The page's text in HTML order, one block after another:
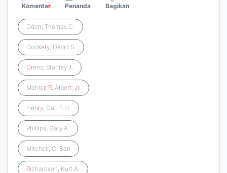
Komentar Penanda Bagikan
Oden, Thomas C.
Dockery, David S.
Grenz, Stanley J.
Mohler, R. Albert, Jr.
Henry, Carl F.H.
Phillips, Gary A.
Mitchell, C. Ben
Richardson, Kurt A.